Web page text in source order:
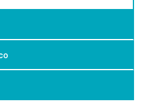
e refletir sobre políticas,
da escola;